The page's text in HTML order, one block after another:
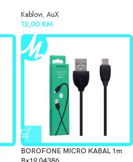
Kablovi, AuX
12,00 KM
BOROFONE MICRO KABAL 1m